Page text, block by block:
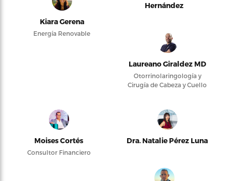
Kiara Gerena
Energía Renovable
Hernández
Laureano Giraldez MD
Otorrinolaringología y
Cirugía de Cabeza y Cuello
Moises Cortés
Consultor Financiero
Dra. Natalie Pérez Luna